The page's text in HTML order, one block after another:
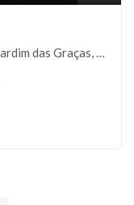
São Paulo-SP